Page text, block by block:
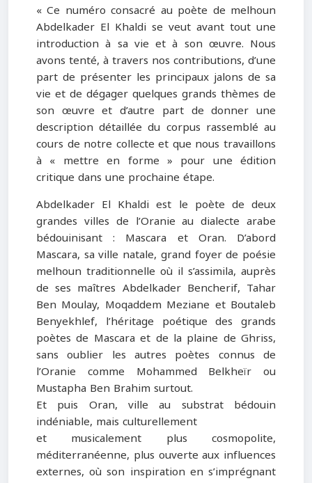
« Ce numéro consacré au poète de melhoun
Abdelkader El Khaldi se veut avant tout une
introduction à sa vie et à son œuvre. Nous
avons tenté, à travers nos contributions, d’une
part de présenter les principaux jalons de sa
vie et de dégager quelques grands thèmes de
son œuvre et d’autre part de donner une
description détaillée du corpus rassemblé au
cours de notre collecte et que nous travaillons
à « mettre en forme » pour une édition
critique dans une prochaine étape.
Abdelkader El Khaldi est le poète de deux
grandes villes de l’Oranie au dialecte arabe
bédouinisant : Mascara et Oran. D’abord
Mascara, sa ville natale, grand foyer de poésie
melhoun traditionnelle où il s’assimila, auprès
de ses maîtres Abdelkader Bencherif, Tahar
Ben Moulay, Moqaddem Meziane et Boutaleb
Benyekhlef, l’héritage poétique des grands
poètes de Mascara et de la plaine de Ghriss,
sans oublier les autres poètes connus de
l’Oranie comme Mohammed Belkheïr ou
Mustapha Ben Brahim surtout.
Et puis Oran, ville au substrat bédouin
indéniable, mais culturellement
et musicalement plus cosmopolite,
méditerranéenne, plus ouverte aux influences
externes, où son inspiration en s’imprégnant